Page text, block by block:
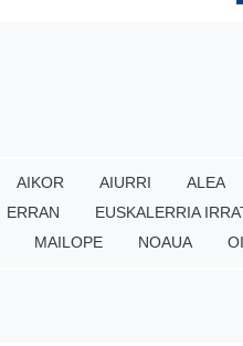
AIKOR AIURRI ALEA
ERRAN EUSKALERRIA
MAILOPE NOAUA